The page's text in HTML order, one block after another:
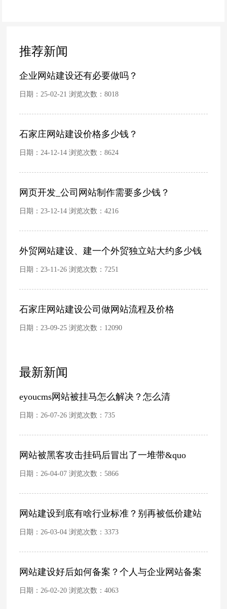
推荐新闻
企业网站建设还有必要做吗？
日期：25-02-21 浏览次数：8018
石家庄网站建设价格多少钱？
日期：24-12-14 浏览次数：8624
网页开发_公司网站制作需要多少钱？
日期：23-12-14 浏览次数：4216
外贸网站建设、建一个外贸独立站大约多少钱
日期：23-11-26 浏览次数： 7251
石家庄网站建设公司做网站流程及价格
日期：23-09-25 浏览次数： 12090
最新新闻
eyoucms网站被挂马怎么解决？怎么清
日期：26-07-26 浏览次数： 735
网站被黑客攻击挂码后冒出了一堆带&quo
日期：26-04-07 浏览次数：5866
网站建设到底有啥行业标准？别再被低价建站
日期：26-03-04 浏览次数：3373
网站建设好后如何备案？个人与企业网站备案
日期：26-02-20 浏览次数：4063